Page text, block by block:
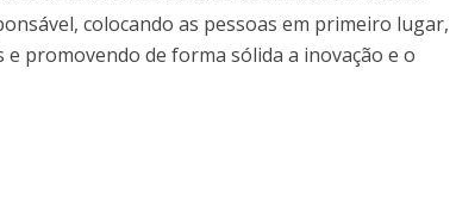
colocando as pessoas em primeiro lugar,
promovendo de forma sólida a inovação e o